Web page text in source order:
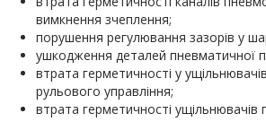
вимкнення зчеплення;
порушення регулювання зазорів у
ушкодження деталей пневматичної
втрата герметичності у
рульового управління;
втрата герметичності ущільнювачів